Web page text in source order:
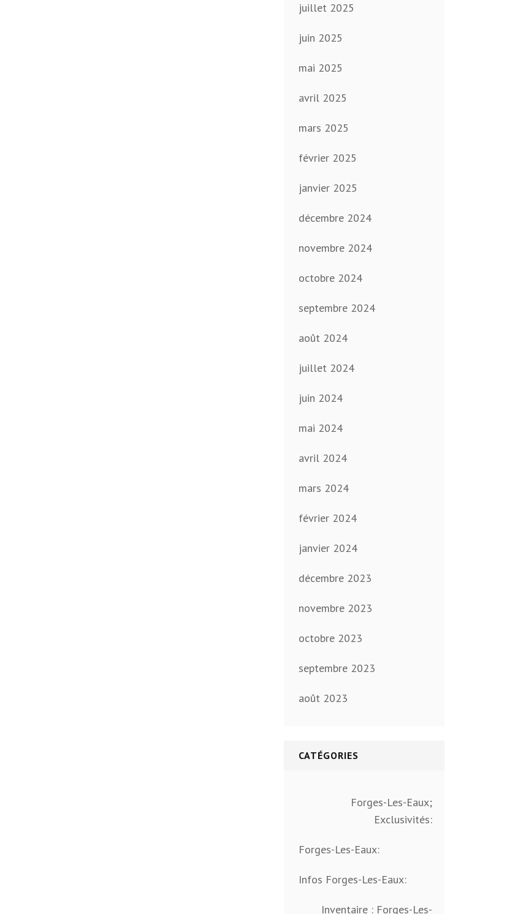
juillet 2025
juin 2025
mai 2025
avril 2025
mars 2025
février 2025
janvier 2025
décembre 2024
novembre 2024
octobre 2024
septembre 2024
août 2024
juillet 2024
juin 2024
mai 2024
avril 2024
mars 2024
février 2024
janvier 2024
décembre 2023
novembre 2023
octobre 2023
septembre 2023
août 2023
CATÉGORIES
Forges-Les-Eaux;
Exclusivités:
Forges-Les-Eaux:
Infos Forges-Les-Eaux:
Inventaire : Forges-Les-